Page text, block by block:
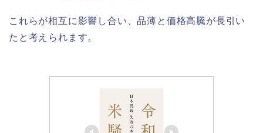
これらが相互に影響し合い、品薄と価格高騰が長引い
たと考えられます。